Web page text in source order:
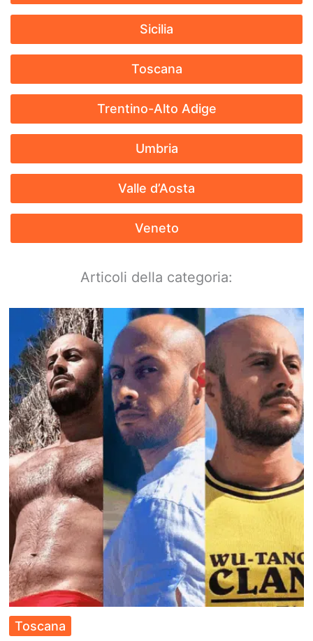
Sicilia
Toscana
Trentino-Alto Adige
Umbria
Valle d’Aosta
Veneto
Articoli della categoria:
Toscana